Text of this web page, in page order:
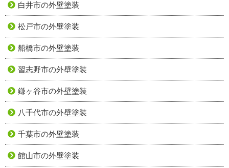
白井市の外壁塗装
松戸市の外壁塗装
船橋市の外壁塗装
習志野市の外壁塗装
鎌ヶ谷市の外壁塗装
八千代市の外壁塗装
千葉市の外壁塗装
館山市の外壁塗装